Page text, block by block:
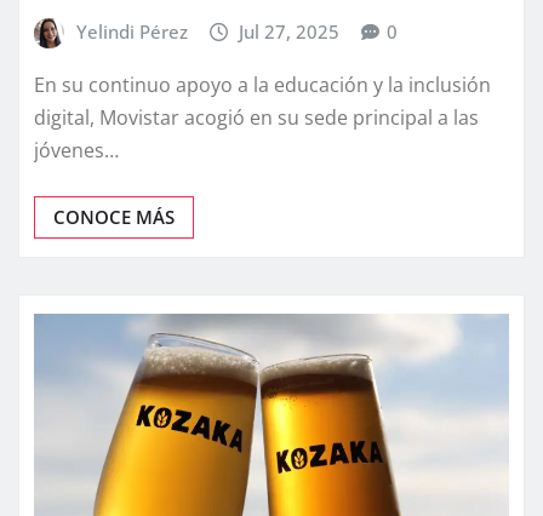
Yelindi Pérez Jul 27, 2025 0
En su continuo apoyo a la educación y la inclusión
digital, Movistar acogió en su sede principal a las
jóvenes…
CONOCE MÁS